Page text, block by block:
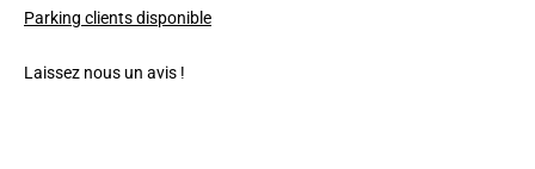
Parking clients disponible
Laissez nous un avis !